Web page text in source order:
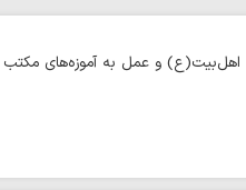
و عمل به آموزه‌های مکتب